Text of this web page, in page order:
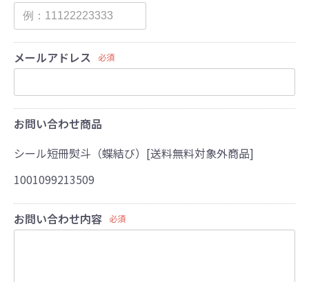
メールアドレス 必須
お問い合わせ商品
シール短冊熨斗（蝶結び）[送料無料対象外商品]
1001099213509
お問い合わせ内容 必須